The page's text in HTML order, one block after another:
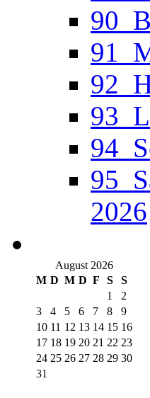
2026
August 2026
M D M D F S
S
1
2
3
4 5 6 7 8
9
10 11 12 13 14 15 16
17 18 19 20 21 22 23
24 25 26 27 28 29 30
31